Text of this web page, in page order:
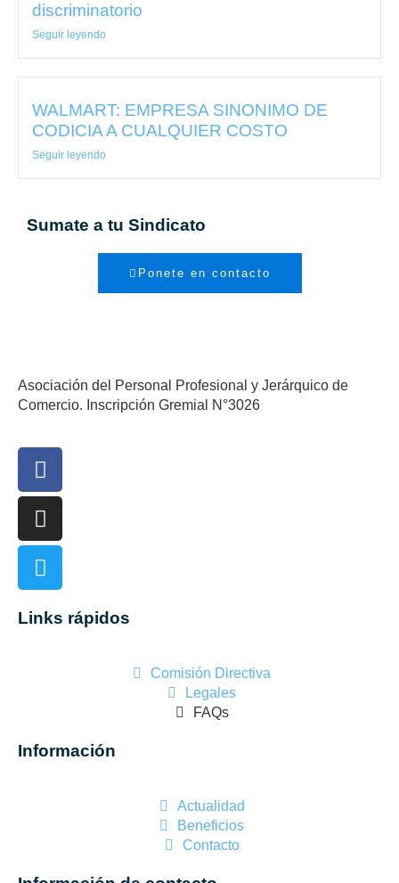
discriminatorio
Seguir leyendo
WALMART: EMPRESA SINONIMO DE
CODICIA A CUALQUIER COSTO
Seguir leyendo
Sumate a tu Sindicato
Ponete en contacto
Asociación del Personal Profesional y Jerárquico de
Comercio. Inscripción Gremial N°3026
Links rápidos
Comisión Directiva
Legales
FAQs
Información
Actualidad
Beneficios
Contacto